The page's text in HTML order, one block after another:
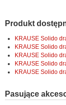
Produkt
KRAUSE Solido
KRAUSE Solido
KRAUSE Solido
KRAUSE Solido
KRAUSE Solido
Pasujące